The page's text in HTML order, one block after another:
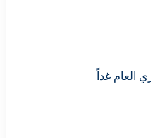
العام غداً